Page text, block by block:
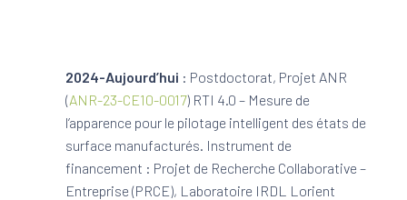
2024-Aujourd’hui : Postdoctorat, Projet ANR
(ANR-23-CE10-0017) RTI 4.0 – Mesure de
l’apparence pour le pilotage intelligent des états de
surface manufacturés. Instrument de
financement : Projet de Recherche Collaborative –
Entreprise (PRCE), Laboratoire IRDL Lorient